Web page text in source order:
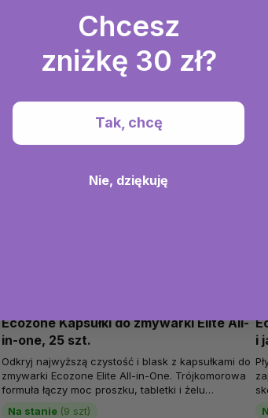
Ecozone Kapsułki do zmywarki Elite All-
in-one, 25 szt.
Na stanie (9 szt)
Odkryj najwyższą czystość i blask z kapsułkami do
zmywarki Ecozone Elite All-in-One. Trójkomorowa
formuła łączy moc proszku, tabletki i żelu
dla dogłębnego czyszczenia z...
i
Chcesz
zniżkę 30 zł?
Tak, chcę
Nie, dziękuję